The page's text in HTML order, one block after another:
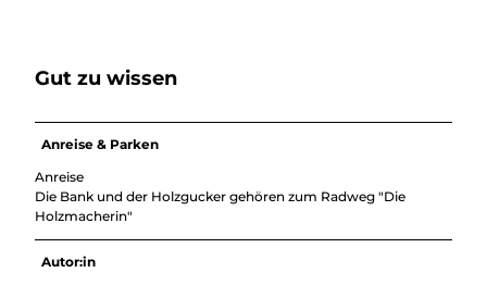
Gut zu wissen
Anreise & Parken
Anreise
Die Bank und der Holzgucker gehören zum Radweg "Die
Holzmacherin"
Autor:in